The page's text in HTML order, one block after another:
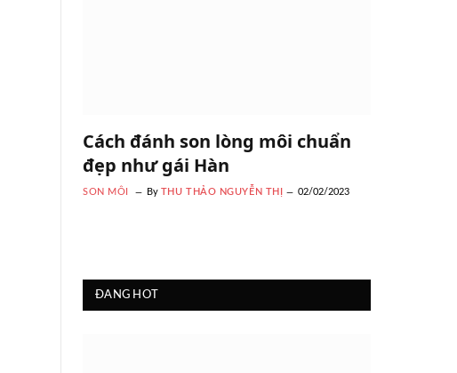
Cách đánh son lòng môi chuẩn
đẹp như gái Hàn
SON MÔI By THU THẢO NGUYỄN THỊ 02/02/2023
ĐANG HOT